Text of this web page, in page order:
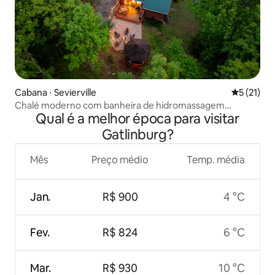
Cabana ⋅ Sevierville 5 de uma
5 (21)
Chalé moderno com banheira de hidromassagem
privativa e lareira externa
Qual é a melhor época para visitar
Gatlinburg?
Mês
Jan.
Fev.
Mar.
Preço médio
R$ 900
R$ 824
R$ 930
Temp. média
4 °C
6 °C
10 °C